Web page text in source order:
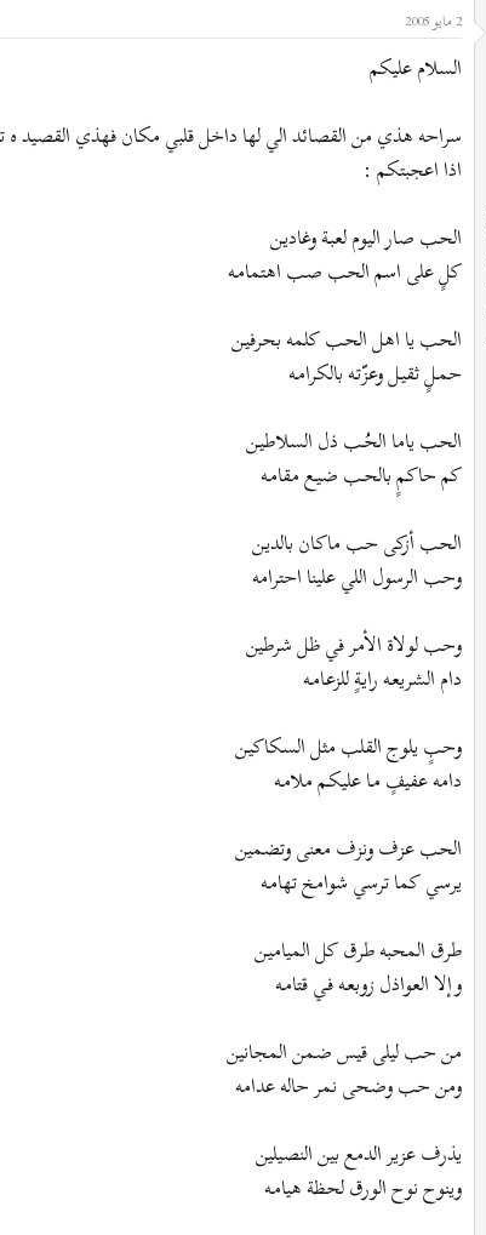
2 مايو 2005
السلام عليكم
سراحه هذي من القصائد الي لها داخل قلبي مكان فهذي القصيد ه
اذا اعجبتكم :
الحب صار اليوم لعبـة وغاديـن
كلٍ على اسم الحب صب اهتمامـه
الحب يا اهل الحب كلمه بحرفيـن
حمـلٍ ثقيـل وعزّتـه بالكرامـه
الحب ياما الحُـب ذل السلاطيـن
كم حاكـمٍ بالحـب ضيـع مقامـه
الحب أزكى حب ماكـان بالديـن
وحب الرسول اللي علينا احترامه
وحب لولاة الأمر في ظل شرطين
دام الشريعـه رايـةٍ للزعـامـه
وحبٍ يلوج القلب مثل السكاكيـن
دامه عفيفٍ مـا عليكـم ملامـه
الحب عزف ونزف معنى وتضمين
يرسي كما ترسي شوامخ تهامـه
طرق المحبه طرق كل المياميـن
وإلا العواذل زوبعـه فـي قتامـه
من حب ليلى قيس ضمن المجانين
ومن حب وضحى نمر حاله عدامه
يذرف عزير الدمع بين النصيلين
وينوح نوح الورق لحظة هيامـه